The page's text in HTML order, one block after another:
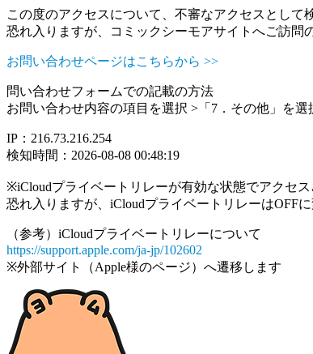
この度のアクセスについて、不審なアクセスとして
恐れ入りますが、コミックシーモアサイトへご訪問
お問い合わせページはこちらから >>
問い合わせフォームでの記載の方法
お問い合わせ内容の項目を選択 >「7．その他」を
IP：216.73.216.254
検知時間：2026-08-08 00:48:19
※iCloudプライベートリレーが有効な状態でアクセ
恐れ入りますが、iCloudプライベートリレーはOFF
（参考）iCloudプライベートリレーについて
https://support.apple.com/ja-jp/102602
※外部サイト（Apple様のページ）へ遷移します